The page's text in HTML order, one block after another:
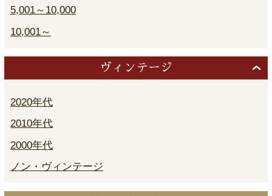
5,001～10,000
10,001～
ヴィンテージ
2020年代
2010年代
2000年代
ノン・ヴィンテージ